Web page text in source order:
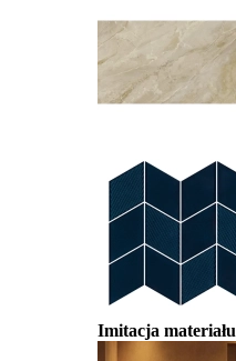
Imitacja materiału